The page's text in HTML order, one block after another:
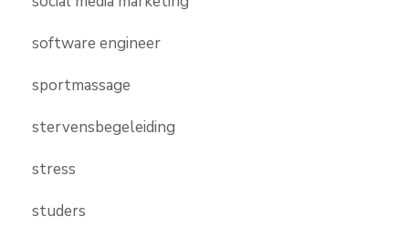
software engineer
sportmassage
stervensbegeleiding
stress
studers